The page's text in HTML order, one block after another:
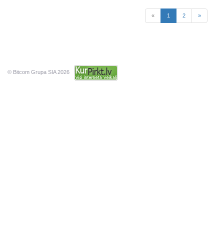
« 1 (current)
2 »
© Bitcom Grupa SIA 2026